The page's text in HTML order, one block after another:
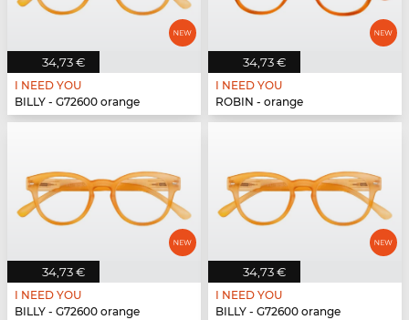
34,73 €
I NEED YOU
BILLY - G72600 orange
34,73 €
I NEED YOU
ROBIN - orange
34,73 €
I NEED YOU
BILLY - G72600 orange
34,73 €
I NEED YOU
BILLY - G72600 orange